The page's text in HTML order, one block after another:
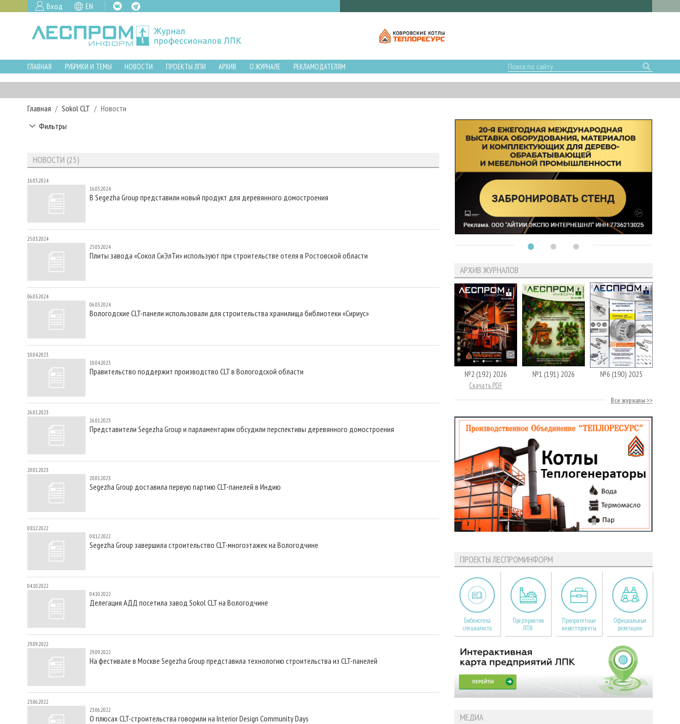
Вход EN
ГЛАВНАЯ РУБРИКИ И ТЕМЫ НОВОСТИ ПРОЕКТЫ ЛПИ АРХИВ О ЖУРНАЛЕ РЕКЛАМОДАТЕЛЯМ
Главная Sokol CLT
Новости
Фильтры
НОВОСТИ (25)
16.05.2024
16.05.2024
В Segezha Group представили новый продукт для деревянного домостроения
25.03.2024
25.03.2024
Плиты завода «Сокол СиЭлТи» используют при строительстве отеля в Ростовской области
06.03.2024
06.03.2024
Вологодские CLT-панели использовали для строительства хранилища библиотеки «Сириус»
10.04.2023
10.04.2023
Правительство поддержит производство CLT в Вологодской области
26.01.2023
26.01.2023
Представители Segezha Group и парламентарии обсудили перспективы деревянного домостроения
20.01.2023
20.01.2023
Segezha Group доставила первую партию CLT-панелей в Индию
08.12.2022
08.12.2022
Segezha Group завершила строительство CLT-многоэтажек на Вологодчине
04.10.2022
04.10.2022
Делегация АДД посетила завод Sokol CLT на Вологодчине
29.09.2022
29.09.2022
На фестивале в Москве Segezha Group представила технологию строительства из CLT-панелей
23.06.2022
23.06.2022
О плюсах CLT-строительства говорили на Interior Design Community Days
АРХИВ ЖУРНАЛОВ
№2 (192) 2026
Скачать PDF
№1 (191) 2026 №6 (190) 2025
Все журналы
ПРОЕКТЫ ЛЕСПРОМИНФОРМ
Библиотека
специалиста
Предприятия
ЛПК
Приоритетные
инвестпроекты
Официальные
делегации
МЕДИА